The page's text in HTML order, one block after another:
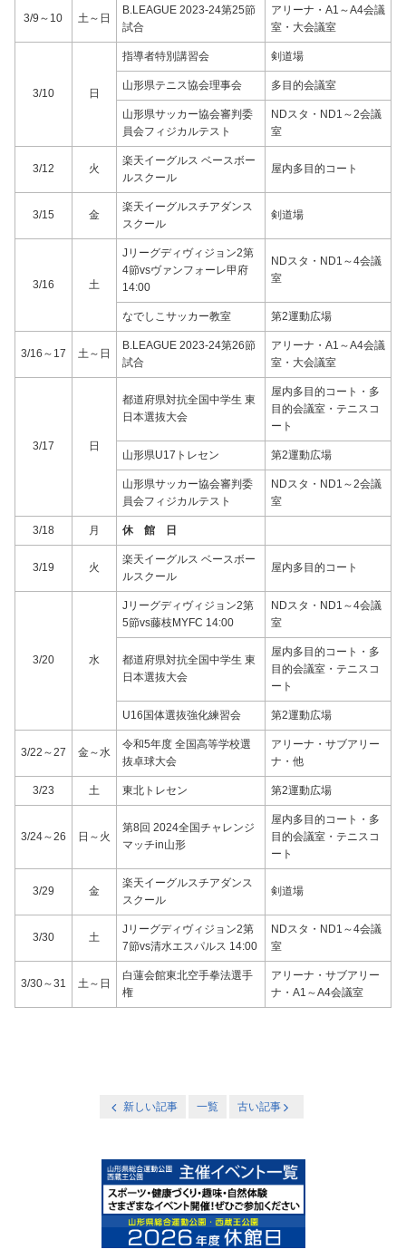
3/9～10 土～日
B.LEAGUE 2023-24第25節
試合
アリーナ・A1～A4会議
室・大会議室
3/10 日
指導者特別講習会 剣道場
山形県テニス協会理事会 多目的会議室
山形県サッカー協会審判委
員会フィジカルテスト
NDスタ・ND1～2会議
室
3/12 火
楽天イーグルス ベースボー
ルスクール
屋内多目的コート
3/15 金
楽天イーグルスチアダンス
スクール
剣道場
3/16 土
Jリーグディヴィジョン2第
4節vsヴァンフォーレ甲府
14:00
NDスタ・ND1～4会議
室
なでしこサッカー教室 第2運動広場
3/16～17 土～日
B.LEAGUE 2023-24第26節
試合
アリーナ・A1～A4会議
室・大会議室
3/17 日
都道府県対抗全国中学生 東
日本選抜大会
屋内多目的コート・多
目的会議室・テニスコ
ート
山形県U17トレセン 第2運動広場
山形県サッカー協会審判委
員会フィジカルテスト
NDスタ・ND1～2会議
室
3/18 月 休 館 日
3/19 火
楽天イーグルス ベースボー
ルスクール
屋内多目的コート
3/20 水
Jリーグディヴィジョン2第
5節vs藤枝MYFC 14:00
NDスタ・ND1～4会議
室
都道府県対抗全国中学生 東
日本選抜大会
屋内多目的コート・多
目的会議室・テニスコ
ート
U16国体選抜強化練習会 第2運動広場
3/22～27 金～水
令和5年度 全国高等学校選
抜卓球大会
アリーナ・サブアリー
ナ・他
3/23 土 東北トレセン 第2運動広場
3/24～26 日～火
第8回 2024全国チャレンジ
マッチin山形
屋内多目的コート・多
目的会議室・テニスコ
ート
3/29 金
楽天イーグルスチアダンス
スクール
剣道場
3/30 土
Jリーグディヴィジョン2第
7節vs清水エスパルス 14:00
NDスタ・ND1～4会議
室
3/30～31 土～日
白蓮会館東北空手拳法選手
権
アリーナ・サブアリー
ナ・A1～A4会議室
新しい記事 一覧 古い記事